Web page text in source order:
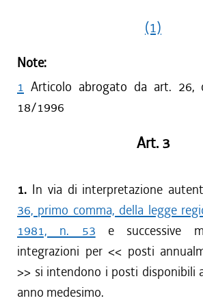
(1)
Note:
1 Articolo abrogato da art. 26,
18/1996
Art. 3
1. In via di interpretazione
36, primo comma, della legge
1981, n. 53 e successive
integrazioni per << posti
>> si intendono i posti disponibili
anno medesimo.